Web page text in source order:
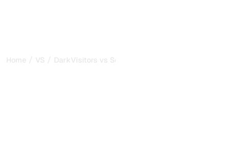
Home / VS / DarkVisitors vs Semrush